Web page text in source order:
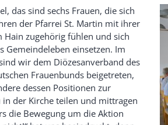
das sind sechs Frauen, die sich
der Pfarrei St. Martin mit ihrer
Hain zugehörig fühlen und sich
Gemeindeleben einsetzen. Im
wir dem Diözesanverband des
Frauenbunds beigetreten,
dessen Positionen zur
in der Kirche teilen und mittragen
die Bewegung um die Aktion